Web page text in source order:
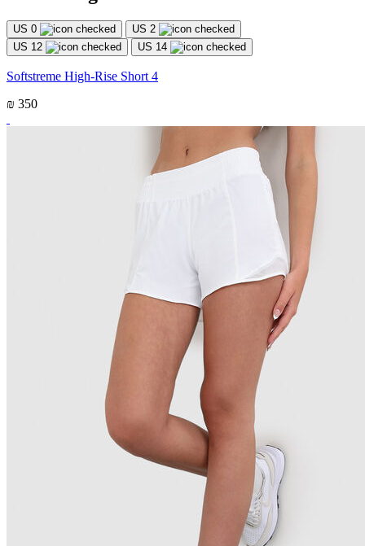
US 0
US 2
US 12
US 14
Softstreme High-Rise Short 4
₪ 350